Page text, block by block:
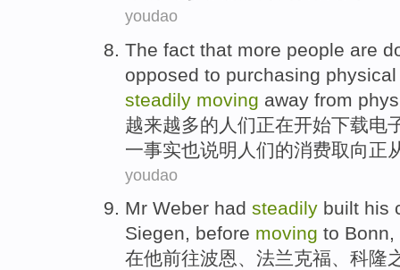
youdao
The fact that more people are
opposed to purchasing physical
steadily moving away from
越来越多的 人们正在开始下载电
一事实也说明 人们的消费取向正
youdao
Mr Weber had steadily built his
Siegen, before moving to Bonn,
在他前往波恩、 法兰克福、 科隆